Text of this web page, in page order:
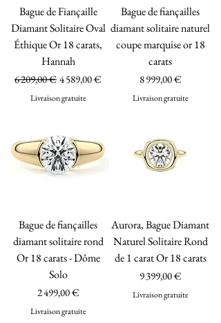
Bague de Fiançaille
Diamant Solitaire Oval
Éthique Or 18 carats,
Hannah
Prix original
6 209,00 € Prix promotionnel
4 589,00 €
Livraison gratuite
Bague de fiançailles
diamant solitaire naturel
coupe marquise or 18
carats
Prix
8 999,00 €
Livraison gratuite
Bague de fiançailles
diamant solitaire rond
Or 18 carats - Dôme
Solo
Prix
2 499,00 €
Livraison gratuite
Aurora, Bague Diamant
Naturel Solitaire Rond
de 1 carat Or 18 carats
Prix
9 399,00 €
Livraison gratuite